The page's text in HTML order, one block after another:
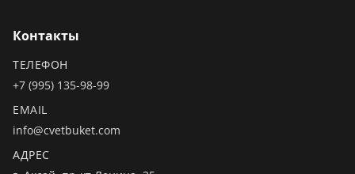
Контакты
ТЕЛЕФОН
+7 (995) 135-98-99
EMAIL
info@cvetbuket.com
АДРЕС